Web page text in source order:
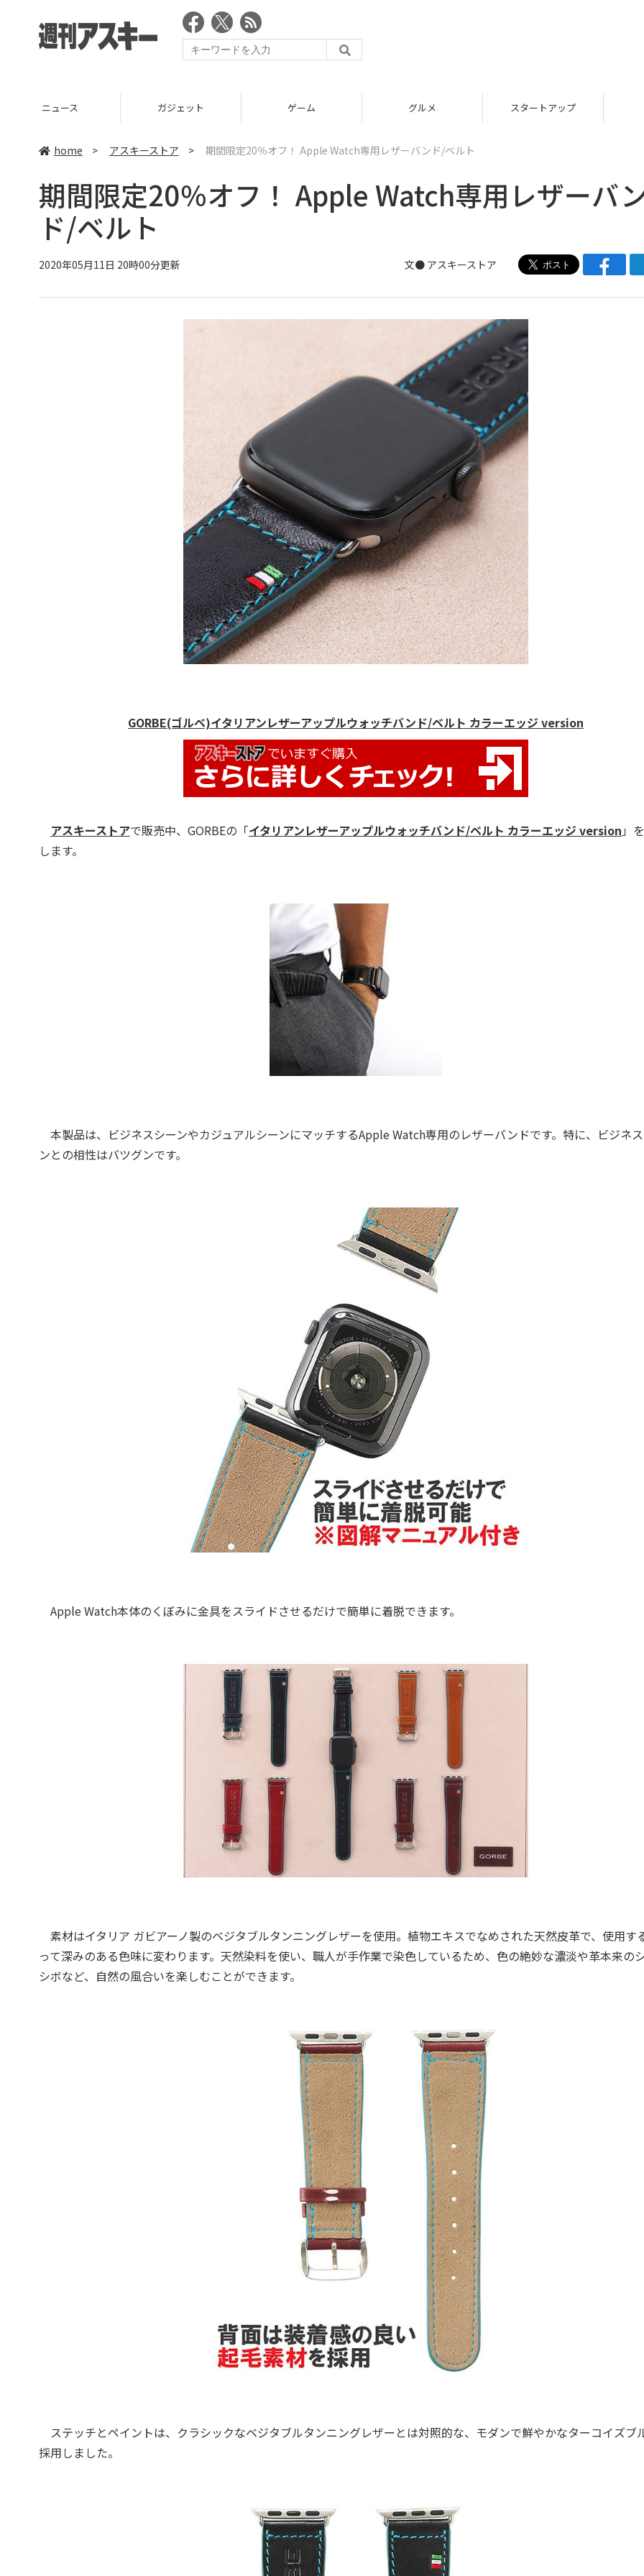
ニュース ガジェット ゲーム グルメ スタートアップ
home > アスキーストア > 期間限定20％オフ！ Apple Watch専用レザーバンド/ベルト
期間限定20％オフ！ Apple Watch専用レザーバ
ド/ベルト
2020年05月11日 20時00分更新 文● アスキーストア
GORBE(ゴルベ)イタリアンレザーアップルウォッチバンド/ベルト カラーエッジ version
アスキーストアで販売中、GORBEの「イタリアンレザーアップルウォッチバンド/ベルト カラーエッジ version 」
します。
本製品は、ビジネスシーンやカジュアルシーンにマッチするApple Watch専用のレザーバンドです。特に、ビジネ
ンとの相性はバツグンです。
Apple Watch本体のくぼみに金具をスライドさせるだけで簡単に着脱できます。
素材はイタリア ガビアーノ製のベジタブルタンニングレザーを使用。植物エキスでなめされた天然皮革で、使用す
って深みのある色味に変わります。天然染料を使い、職人が手作業で染色しているため、色の絶妙な濃淡や革本来の
シボなど、自然の風合いを楽しむことができます。
ステッチとペイントは、クラシックなベジタブルタンニングレザーとは対照的な、モダンで鮮やかなターコイズブ
採用しました。